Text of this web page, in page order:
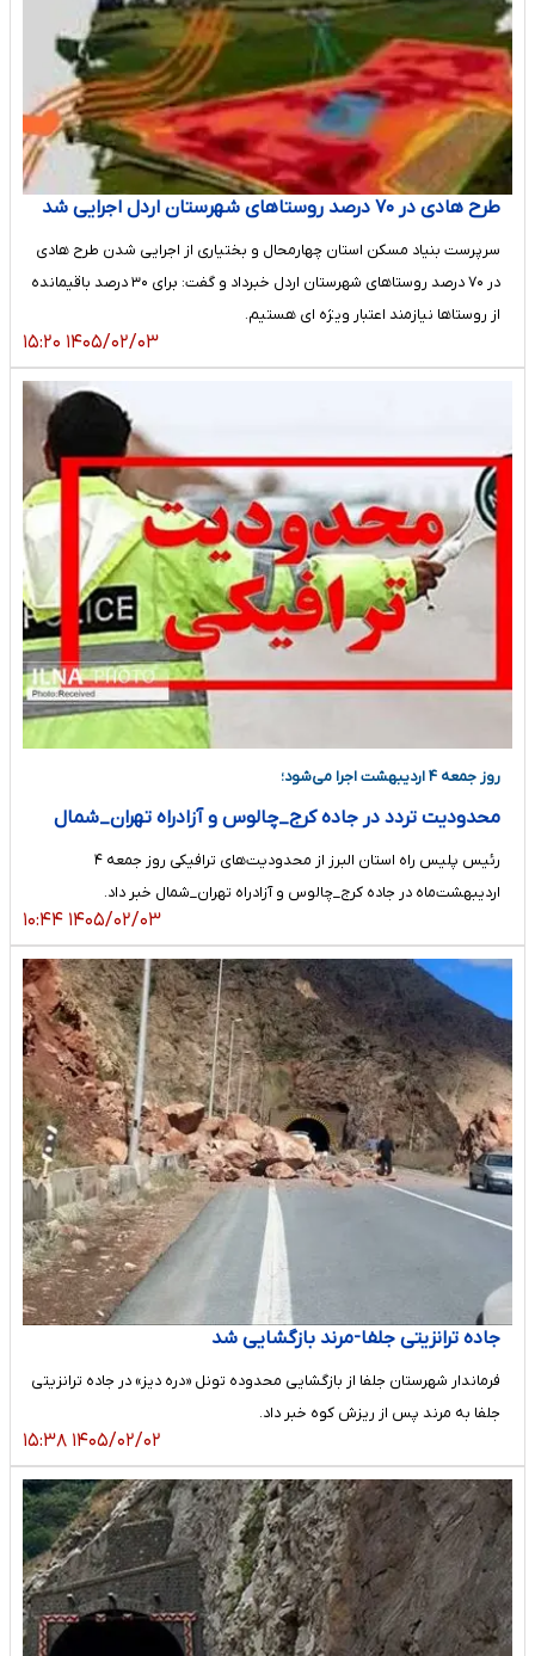
طرح هادی در ۷۰ درصد روستاهای شهرستان اردل اجرایی شد
سرپرست بنیاد مسکن استان چهارمحال و بختیاری از اجرایی شدن طرح هادی
در ۷۰ درصد روستاهای شهرستان اردل خبرداد و گفت: برای ۳۰ درصد باقیمانده
از روستاها نیازمند اعتبار ویژه ای هستیم.
۱۴۰۵/۰۲/۰۳ ۱۵:۲۰
روز جمعه ۴ اردیبهشت اجرا می‌شود؛
محدودیت تردد در جاده کرج_چالوس و آزادراه تهران_شمال
رئیس پلیس راه استان البرز از محدودیت‌های ترافیکی روز جمعه ۴
اردیبهشت‌ماه در جاده کرج_چالوس و آزادراه تهران_شمال خبر داد.
۱۴۰۵/۰۲/۰۳ ۱۰:۴۴
جاده ترانزیتی جلفا-مرند بازگشایی شد
فرماندار شهرستان جلفا از بازگشایی محدوده تونل «دره دیز» در جاده ترانزیتی
جلفا به مرند پس از ریزش کوه خبر داد.
۱۴۰۵/۰۲/۰۲ ۱۵:۳۸